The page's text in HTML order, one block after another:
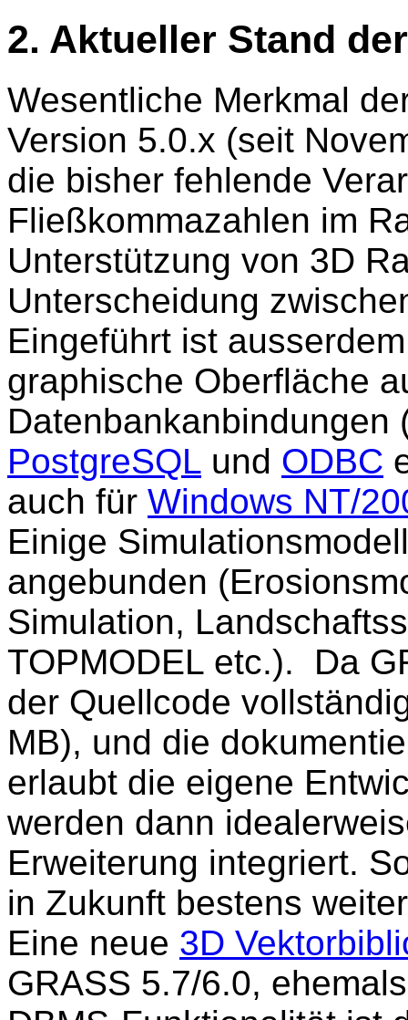
2. Aktueller Stand
Wesentliche Merkmal
Version 5.0.x (seit
die bisher fehlende
Fließkommazahlen im
Unterstützung von 3D
Unterscheidung
Eingeführt ist
graphische Oberfläche
Datenbankanbindungen
PostgreSQL und ODBC
auch für Windows NT/
Einige
angebunden
Simulation,
TOPMODEL etc.). Da
der Quellcode
MB), und die
erlaubt die eigene
werden dann
Erweiterung integriert.
in Zukunft bestens
Eine neue 3D
GRASS 5.7/6.0,